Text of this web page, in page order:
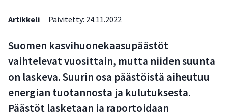
saavuttamiseksi
Kasvihuonekaasupäästöjä voidaan tarkastella eri tasoilla
Artikkeli Päivitetty: 24.11.2022
Suomen kasvihuonekaasupäästöt
vaihtelevat vuosittain, mutta niiden suunta
on laskeva. Suurin osa päästöistä aiheutuu
energian tuotannosta ja kulutuksesta.
Päästöt lasketaan ja raportoidaan